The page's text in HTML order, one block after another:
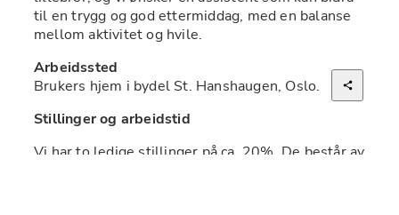
til en trygg og god ettermiddag, med en balanse
mellom aktivitet og hvile.
Arbeidssted
Brukers hjem i bydel St. Hanshaugen, Oslo.
Stillinger og arbeidstid
Vi har to ledige stillinger på ca. 20%. De består av